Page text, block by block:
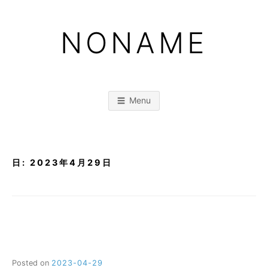
NONAME
Menu
日: 2023年4月29日
Posted on 2023-04-29